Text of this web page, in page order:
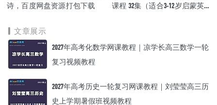
诗，百度网盘资源打包下载
课程 32集（适合3-12岁启蒙英
文章展示
2027年高考化数学网课教程｜凉学长高三数学一轮
复习视频教程
2027年高考历史一轮复习网课教程｜刘莹莹高三历
史上学期暑假班视频教程